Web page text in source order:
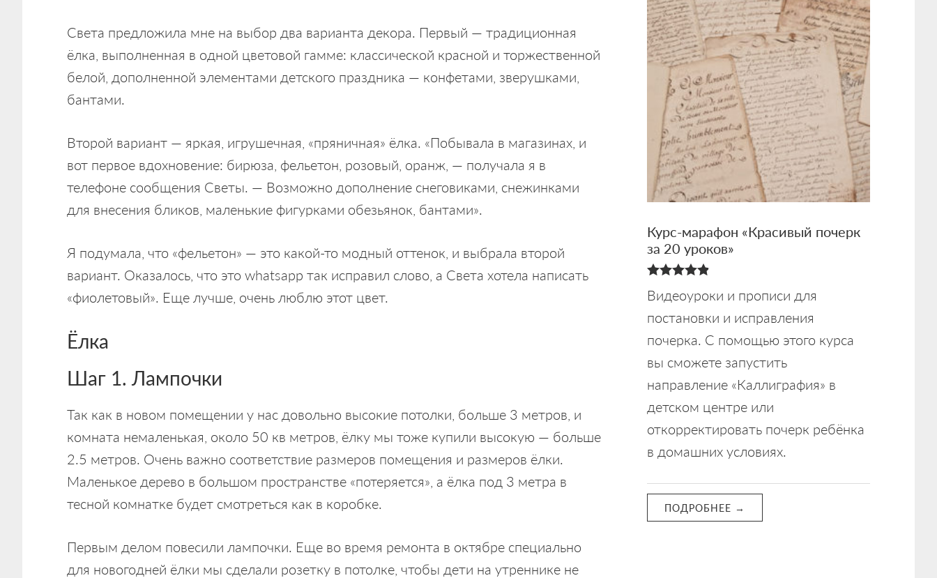
Света предложила мне на выбор два варианта декора. Первый — традиционная
ёлка, выполненная в одной цветовой гамме: классической красной и торжественной
белой, дополненной элементами детского праздника — конфетами, зверушками,
бантами.
Второй вариант — яркая, игрушечная, «пряничная» ёлка. «Побывала в магазинах, и
вот первое вдохновение: бирюза, фельетон, розовый, оранж, — получала я в
телефоне сообщения Светы. — Возможно дополнение снеговиками, снежинками
для внесения бликов, маленькие фигурками обезьянок, бантами».
Я подумала, что «фельетон» — это какой-то модный оттенок, и выбрала второй
вариант. Оказалось, что это whatsapp так исправил слово, а Света хотела написать
«фиолетовый». Еще лучше, очень люблю этот цвет.
Ёлка
Шаг 1. Лампочки
Так как в новом помещении у нас довольно высокие потолки, больше 3 метров, и
комната немаленькая, около 50 кв метров, ёлку мы тоже купили высокую — больше
2.5 метров. Очень важно соответствие размеров помещения и размеров ёлки.
Маленькое дерево в большом пространстве «потеряется», а ёлка под 3 метра в
тесной комнатке будет смотреться как в коробке.
Первым делом повесили лампочки. Еще во время ремонта в октябре специально
для новогодней ёлки мы сделали розетку в потолке, чтобы дети на утреннике не
Курс-марафон «Красивый почерк
за 20 уроков»
из 5
Видеоуроки и прописи для
постановки и исправления
почерка. С помощью этого курса
вы сможете запустить
направление «Каллиграфия» в
детском центре или
откорректировать почерк ребёнка
в домашних условиях.
ПОДРОБНЕЕ →